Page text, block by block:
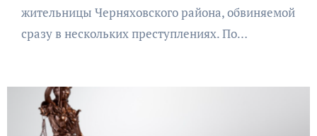
жительницы Черняховского района, обвиняемой
сразу в нескольких преступлениях. По…